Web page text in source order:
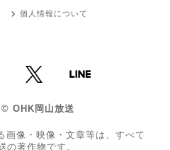
個人情報について
OHK岡山放送
画像・映像・文章等は、すべて
の著作物です。